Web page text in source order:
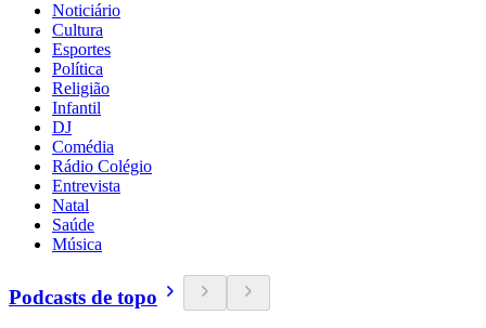
Noticiário
Cultura
Esportes
Política
Religião
Infantil
DJ
Comédia
Rádio Colégio
Entrevista
Natal
Saúde
Música
Podcasts de topo